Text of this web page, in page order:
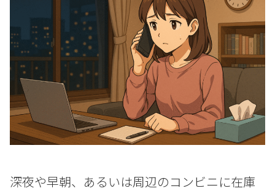
深夜や早朝、あるいは周辺のコンビニに在庫